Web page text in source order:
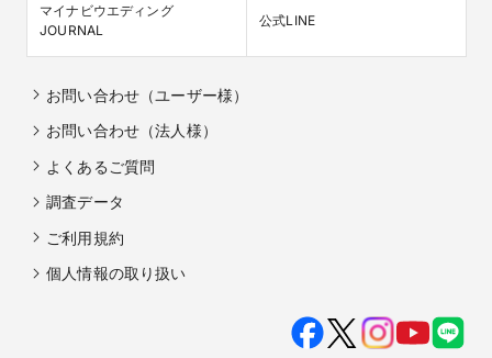
マイナビウエディング
JOURNAL
公式LINE
お問い合わせ（ユーザー様）
お問い合わせ（法人様）
よくあるご質問
調査データ
ご利用規約
個人情報の取り扱い